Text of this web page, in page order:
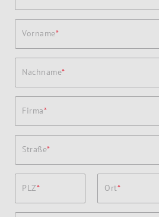
Vorname
Nachname
Firma
Straße
PLZ Ort